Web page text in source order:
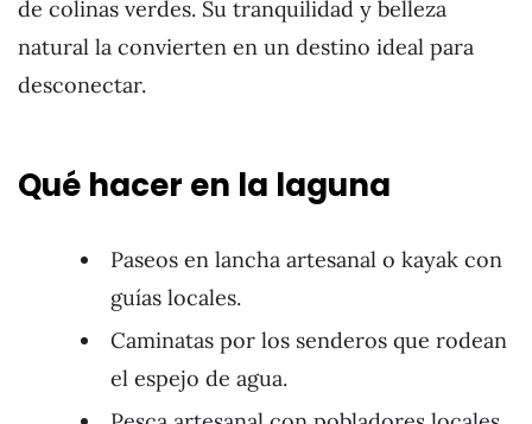
de colinas verdes. Su tranquilidad y belleza
natural la convierten en un destino ideal para
desconectar.
Qué hacer en la laguna
Paseos en lancha artesanal o kayak con
guías locales.
Caminatas por los senderos que rodean
el espejo de agua.